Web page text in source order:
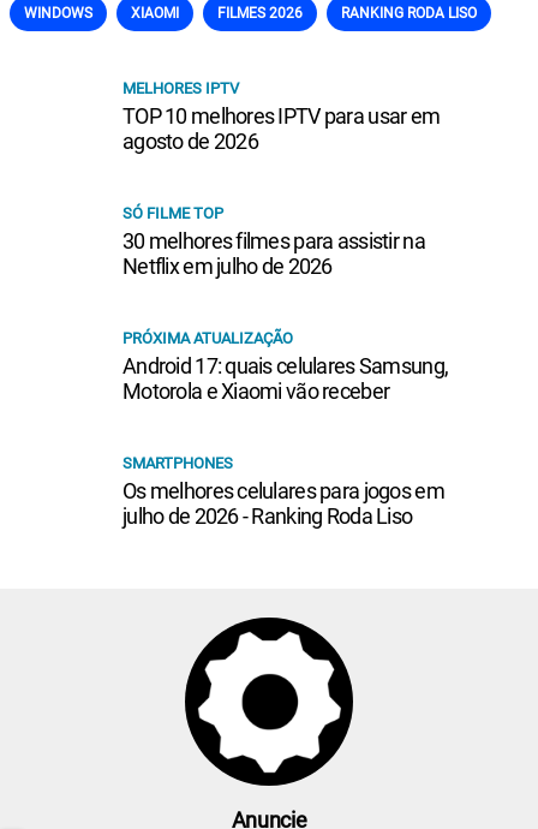
WINDOWS XIAOMI FILMES 2026 RANKING RODA LISO
MELHORES IPTV
TOP 10 melhores IPTV para usar em
agosto de 2026
SÓ FILME TOP
30 melhores filmes para assistir na
Netflix em julho de 2026
PRÓXIMA ATUALIZAÇÃO
Android 17: quais celulares Samsung,
Motorola e Xiaomi vão receber
SMARTPHONES
Os melhores celulares para jogos em
julho de 2026 - Ranking Roda Liso
Anuncie